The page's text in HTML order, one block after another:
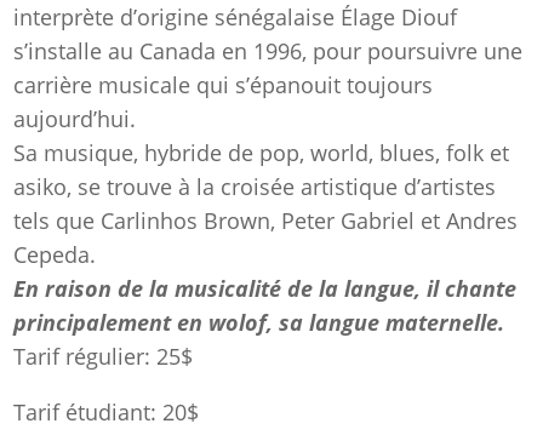
interprète d’origine sénégalaise Élage Diouf
s’installe au Canada en 1996, pour poursuivre une
carrière musicale qui s’épanouit toujours
aujourd’hui.
Sa musique, hybride de pop, world, blues, folk et
asiko, se trouve à la croisée artistique d’artistes
tels que Carlinhos Brown, Peter Gabriel et Andres
Cepeda.
En raison de la musicalité de la langue, il chante
principalement en wolof, sa langue maternelle.
Tarif régulier: 25$
Tarif étudiant: 20$